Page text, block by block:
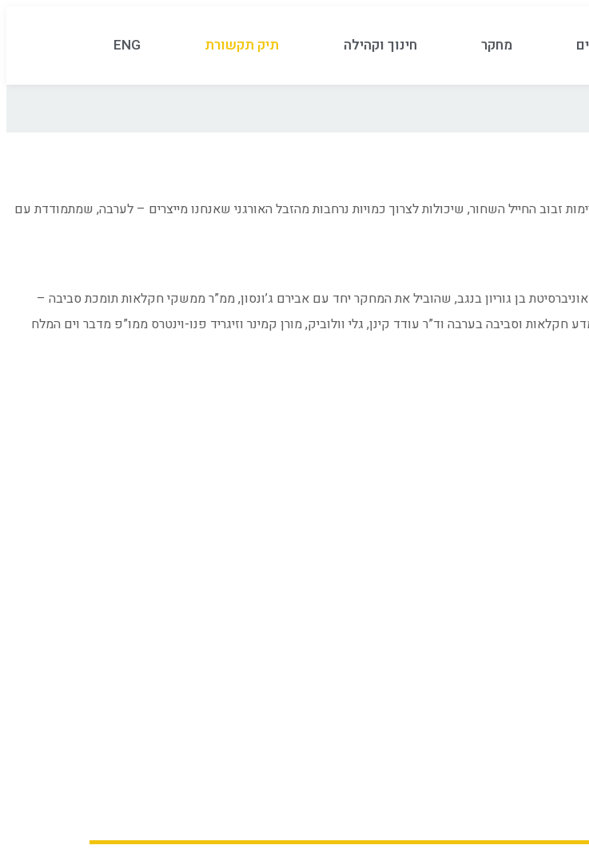
מחקר חינוך וקהילה תיק תקשורת ENG
זבוב החייל השחור, שיכולות לצרוך כמויות נרחבות מהזבל האורגני שאנחנו מייצרים – לערבה, שמתמודדת עם
בן גוריון בנגב, שהוביל את המחקר יחד עם אבירם ג’ונסון, ממ”ר ממשקי חקלאות תומכת סביבה –
וסביבה בערבה וד”ר עודד קינן, גלי וולוביק, מורן קמינר וזיגריד פנו-וינטרס ממו”פ מדבר וים המלח